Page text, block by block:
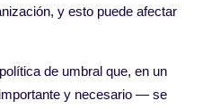
y esto puede afectar
de umbral que, en un
y necesario — se